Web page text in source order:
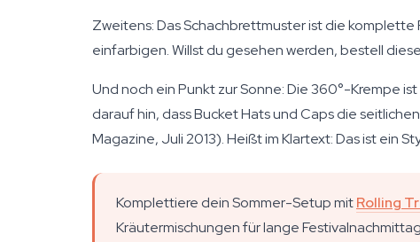
Zweitens: Das Schachbrettmuster ist die komplette
einfarbigen. Willst du gesehen werden, bestell
Und noch ein Punkt zur Sonne: Die 360°-Krempe
darauf hin, dass Bucket Hats und Caps die
Magazine, Juli 2013). Heißt im Klartext: Das ist ein
Komplettiere dein Sommer-Setup mitRolling
Kräutermischungen für lange